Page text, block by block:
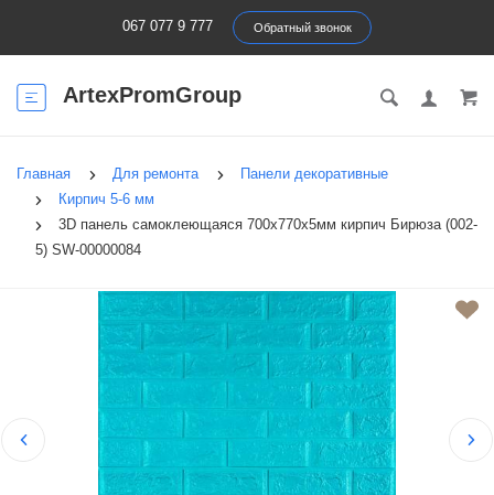
067 077 9 777 Обратный звонок
ArtexPromGroup
Главная Для ремонта
Панели декоративные
Кирпич 5-6 мм
3D панель самоклеющаяся 700х770х5мм кирпич Бирюза (002-
5) SW-00000084